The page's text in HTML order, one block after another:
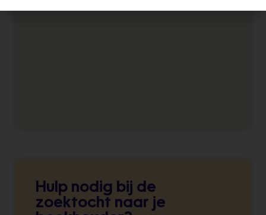
Hulp nodig bij de
zoektocht naar je